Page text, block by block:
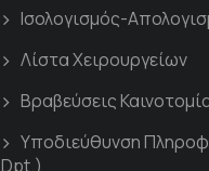
Ισολογισμός-
Λίστα Χειρουργείων
Βραβεύσεις
Υποδιεύθυνση
Dpt.)